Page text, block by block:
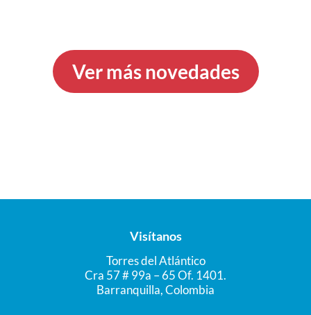
Ver más novedades
Visítanos
Torres del Atlántico
Cra 57 # 99a – 65 Of. 1401.
Barranquilla, Colombia